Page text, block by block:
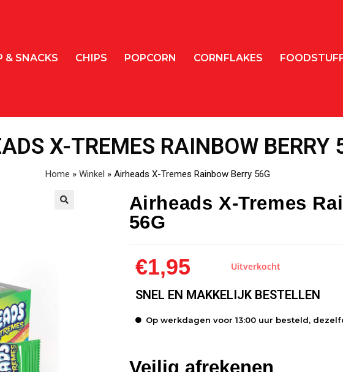
& SNACKS CHIPS POPCORN CORNFLAKES
X-TREMES RAINBOW BERRY
Home » Winkel » Airheads X-Tremes Rainbow Berry 56G
Airheads X-Tremes
56G
€1,95 Uitverkocht
SNEL EN MAKKELIJK BESTELLEN
Op werkdagen voor 13:00 uur besteld,
Veilig afrekenen